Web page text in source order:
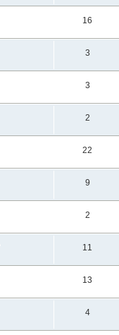
16
3
3
2
22
9
2
11
13
4